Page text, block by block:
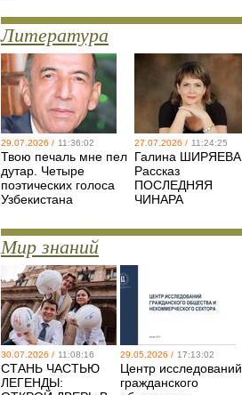
Литература
29.07.2026 / 11:36:02
Твою печаль мне пел
дутар. Четыре
поэтических голоса
Узбекистана
27.07.2026 / 11:24:25
Галина ШИРЯЕВА.
Рассказ
ПОСЛЕДНЯЯ
ЧИНАРА
Мир знаний
30.07.2026 / 11:08:16
СТАНЬ ЧАСТЬЮ
ЛЕГЕНДЫ:
29.05.2026 / 17:13:02
Центр исследований
гражданского